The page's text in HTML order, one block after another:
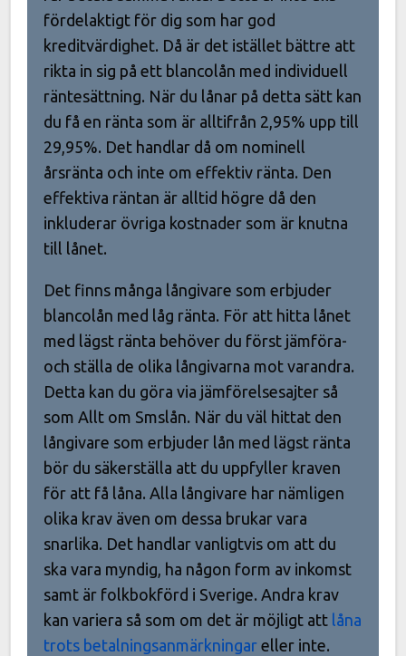
fördelaktigt för dig som har god
kreditvärdighet. Då är det istället bättre att
rikta in sig på ett blancolån med individuell
räntesättning. När du lånar på detta sätt kan
du få en ränta som är alltifrån 2,95% upp till
29,95%. Det handlar då om nominell
årsränta och inte om effektiv ränta. Den
effektiva räntan är alltid högre då den
inkluderar övriga kostnader som är knutna
till lånet.
Det finns många långivare som erbjuder
blancolån med låg ränta. För att hitta lånet
med lägst ränta behöver du först jämföra-
och ställa de olika långivarna mot varandra.
Detta kan du göra via jämförelsesajter så
som Allt om Smslån. När du väl hittat den
långivare som erbjuder lån med lägst ränta
bör du säkerställa att du uppfyller kraven
för att få låna. Alla långivare har nämligen
olika krav även om dessa brukar vara
snarlika. Det handlar vanligtvis om att du
ska vara myndig, ha någon form av inkomst
samt är folkbokförd i Sverige. Andra krav
kan variera så som om det är möjligt att låna
trots betalningsanmärkningar eller inte.